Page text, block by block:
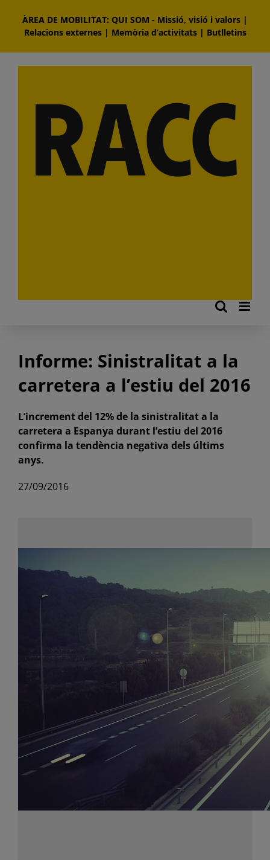
content
ÀREA DE MOBILITAT: QUI SOM - Missió, visió i valors |
Relacions externes| Memòria d‘activitats| Butlletins
Informe: Sinistralitat a la
carretera a l’estiu del 2016
L’increment del 12% de la sinistralitat a la
carretera a Espanya durant l’estiu del 2016
confirma la tendència negativa dels últims
anys.
27/09/2016